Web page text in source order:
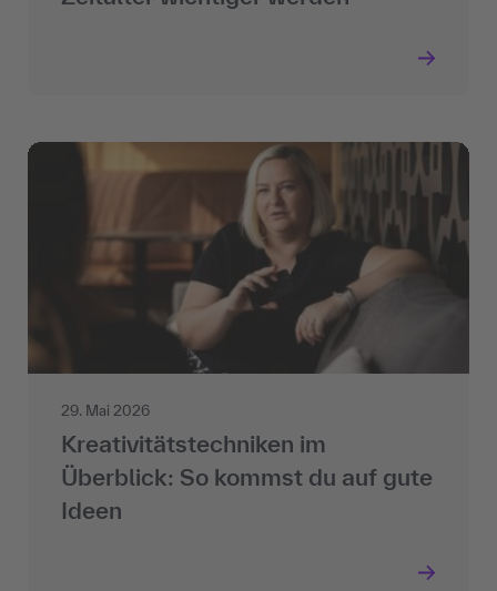
29. Mai 2026
Kreativitätstechniken im
Überblick: So kommst du auf gute
Ideen